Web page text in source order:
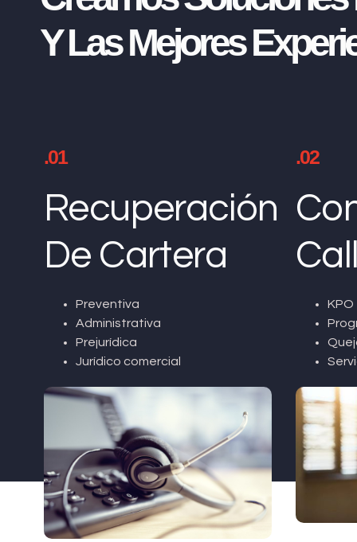
Y Las Mejores
.01
Recuperación
De Cartera
Preventiva
Administrativa
Prejurídica
Jurídico comercial
.02